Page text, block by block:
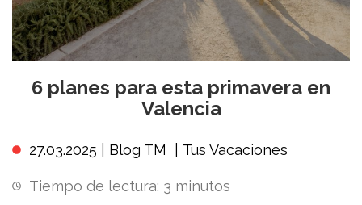
6 planes para esta primavera en
Valencia
27.03.2025 | Blog TM Tus Vacaciones
Tiempo de lectura: 3 minutos